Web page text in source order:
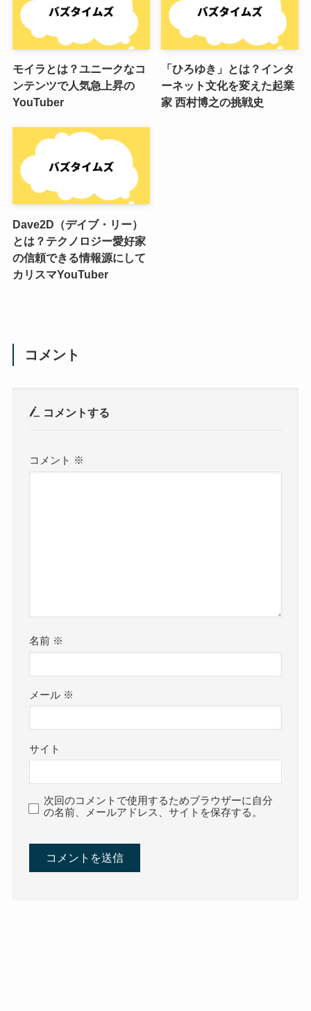
モイラとは？ユニークなコ
ンテンツで人気急上昇の
YouTuber
「ひろゆき」とは？インタ
ーネット文化を変えた起業
家 西村博之の挑戦史
Dave2D（デイブ・リー）
とは？テクノロジー愛好家
の信頼できる情報源にして
カリスマYouTuber
コメント
コメントする
コメント ※
名前 ※
メール ※
サイト
次回のコメントで使用するためブラウザーに自分
の名前、メールアドレス、サイトを保存する。